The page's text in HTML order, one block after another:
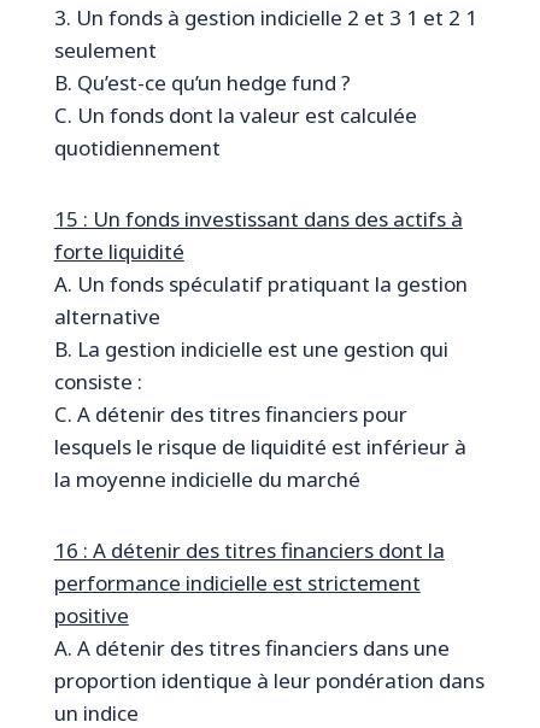
3. Un fonds à gestion indicielle 2 et 3 1 et 2 1
seulement
B. Qu’est-ce qu’un hedge fund ?
C. Un fonds dont la valeur est calculée
quotidiennement
15 : Un fonds investissant dans des actifs à
forte liquidité
A. Un fonds spéculatif pratiquant la gestion
alternative
B. La gestion indicielle est une gestion qui
consiste :
C. A détenir des titres financiers pour
lesquels le risque de liquidité est inférieur à
la moyenne indicielle du marché
16 : A détenir des titres financiers dont la
performance indicielle est strictement
positive
A. A détenir des titres financiers dans une
proportion identique à leur pondération dans
un indice